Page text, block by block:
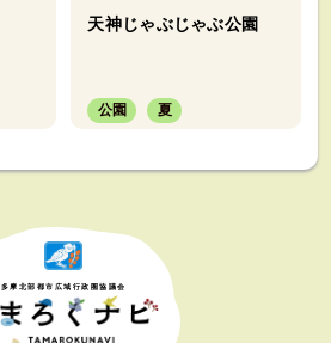
天神じゃぶじゃぶ公園
公園 夏
多摩北部都市広域行政圏協議会